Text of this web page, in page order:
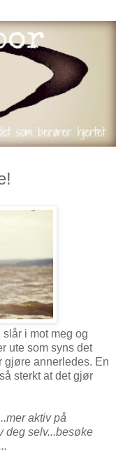
i mot meg og
ute som syns det
gjøre annerledes. En
sterkt at det gjør
aktiv på
deg selv...besøke